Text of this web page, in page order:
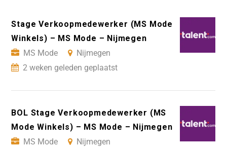
Stage Verkoopmedewerker (MS Mode
Winkels) – MS Mode – Nijmegen
MS Mode
Nijmegen
2 weken geleden geplaatst
BOL Stage Verkoopmedewerker (MS
Mode Winkels) – MS Mode – Nijmegen
MS Mode
Nijmegen